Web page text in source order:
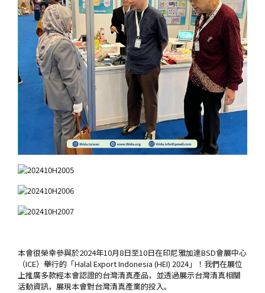
本會很榮幸參與於2024年10月8日至10日在印尼雅加達BSD會展中心
（ICE）舉行的「Halal Export Indonesia (HEI) 2024」！我們在展位
上推廣多款經本會認證的台灣清真產品，並透過展示台灣清真相關
活動資訊，展現本會對台灣清真產業的投入。